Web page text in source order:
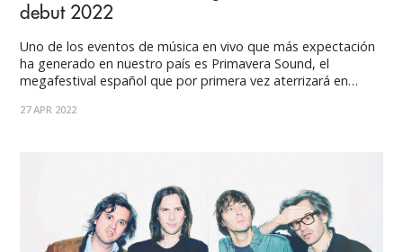
debut 2022
Uno de los eventos de música en vivo que más expectación
ha generado en nuestro país es Primavera Sound, el
megafestival español que por primera vez aterrizará en
detalles se han revelado sobre la edición chilena del festival,
27 APR 2022